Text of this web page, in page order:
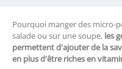
Pourquoi manger des micro-
salade ou sur une soupe, les
permettent d'ajouter de la
en plus d'être riches en